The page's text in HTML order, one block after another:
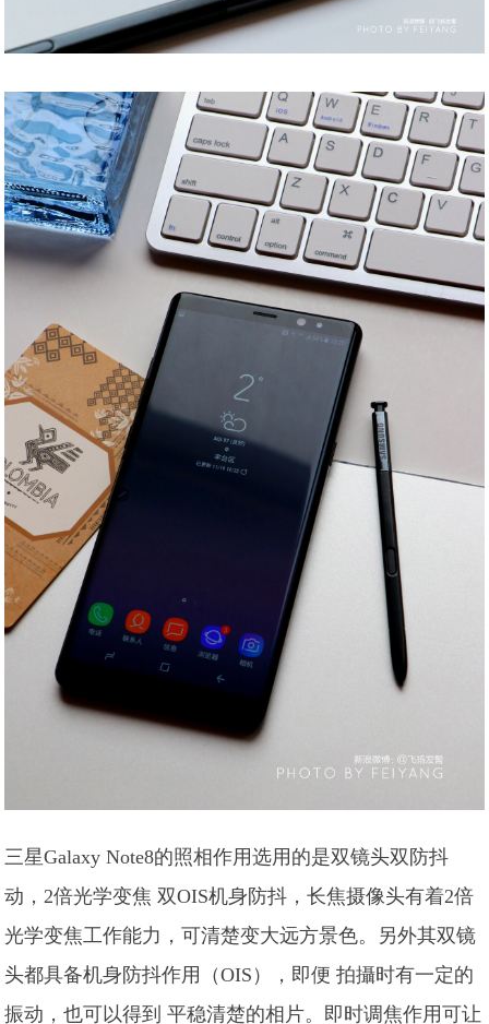
三星Galaxy Note8的照相作用选用的是双镜头双防抖
动，2倍光学变焦 双OIS机身防抖，长焦摄像头有着2倍
光学变焦工作能力，可清楚变大远方景色。另外其双镜
头都具备机身防抖作用（OIS），即便 拍攝时有一定的
振动，也可以得到 平稳清楚的相片。即时调焦作用可让